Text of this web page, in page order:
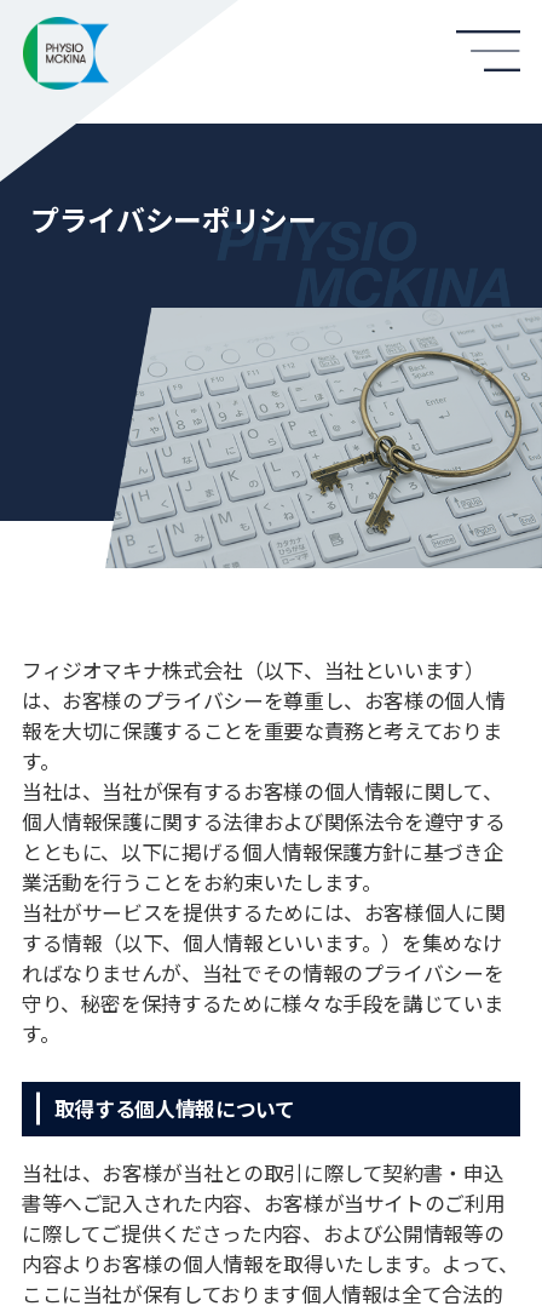
プライバシーポリシー
フィジオマキナ株式会社（以下、当社といいます）
は、お客様のプライバシーを尊重し、お客様の個⼈情
報を⼤切に保護することを重要な責務と考えておりま
す。
当社は、当社が保有するお客様の個⼈情報に関して、
個⼈情報保護に関する法律および関係法令を遵守する
とともに、以下に掲げる個⼈情報保護⽅針に基づき企
業活動を⾏うことをお約束いたします。
当社がサービスを提供するためには、お客様個⼈に関
する情報（以下、個⼈情報といいます。）を集めなけ
ればなりませんが、当社でその情報のプライバシーを
守り、秘密を保持するために様々な⼿段を講じていま
す。
取得する個⼈情報について
当社は、お客様が当社との取引に際して契約書・申込
書等へご記⼊された内容、お客様が当サイトのご利⽤
に際してご提供くださった内容、および公開情報等の
内容よりお客様の個⼈情報を取得いたします。よって、
ここに当社が保有しております個⼈情報は全て合法的